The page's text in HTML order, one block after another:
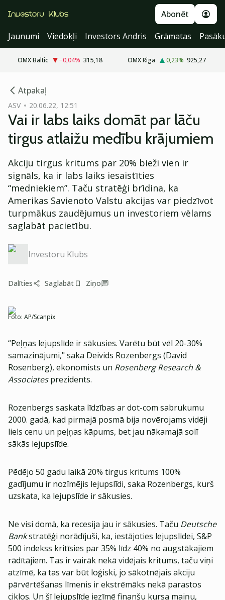
Abonēt
Jaunumi
Viedokļi Investors Andris Grāmatas
OMX Baltic −0,04% 315,18 OMX Riga 0,23% 925,27
Atpakaļ
ASV 20.06.22, 12:51
Vai ir labs laiks domāt par lāču
tirgus atlaižu medību krājumiem
Akciju tirgus kritums par 20% bieži vien ir
signāls, ka ir labs laiks iesaistīties
“medniekiem”. Taču stratēģi brīdina, ka
Amerikas Savienoto Valstu akcijas var piedzīvot
turpmākus zaudējumus un investoriem vēlams
saglabāt pacietību.
Investoru Klubs
Dalīties Saglabāt Ziņo
Foto: AP/Scanpix
“Peļņas lejupslīde ir sākusies. Varētu būt vēl 20-30%
samazinājumi," saka Deivids Rozenbergs (David
Rosenberg), ekonomists un Rosenberg Research &
Associatesprezidents.
Rozenbergs saskata līdzības ar dot-com sabrukumu
2000. gadā, kad pirmajā posmā bija novērojams vidēji
liels cenu un peļņas kāpums, bet jau nākamajā solī
sākās lejupslīde.
Pēdējo 50 gadu laikā 20% tirgus kritums 100%
gadījumu ir nozīmējis lejupslīdi, saka Rozenbergs, kurš
uzskata, ka lejupslīde ir sākusies.
Ne visi domā, ka recesija jau ir sākusies. Taču Deutsche
Bankstratēģi norādījuši, ka, iestājoties lejupslīdei, S&P
500 indekss kritīsies par 35% līdz 40% no augstākajiem
rādītājiem. Tas ir vairāk nekā vidējais kritums, taču viņi
atzīmē, ka tas var būt loģiski, jo sākotnējais akciju
pārvērtēšanas līmenis ir ekstrēmāks nekā parastos
ciklos. Un šī lejupslīde iezīmē finanšu kursa maiņu,